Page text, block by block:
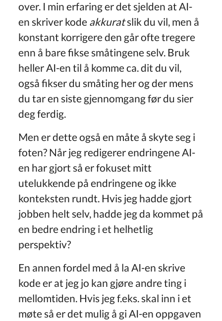
over. I min erfaring er det sjelden at AI-
en skriver kode akkuratslik du vil, men å
konstant korrigere den går ofte tregere
enn å bare fikse småtingene selv. Bruk
heller AI-en til å komme ca. dit du vil,
også fikser du småting her og der mens
du tar en siste gjennomgang før du sier
deg ferdig.
Men er dette også en måte å skyte seg i
foten? Når jeg redigerer endringene AI-
en har gjort så er fokuset mitt
utelukkende på endringene og ikke
konteksten rundt. Hvis jeg hadde gjort
jobben helt selv, hadde jeg da kommet på
en bedre endring i et helhetlig
perspektiv?
En annen fordel med å la AI-en skrive
kode er at jeg jo kan gjøre andre ting i
mellomtiden. Hvis jeg f.eks. skal inn i et
møte så er det mulig å gi AI-en oppgaven